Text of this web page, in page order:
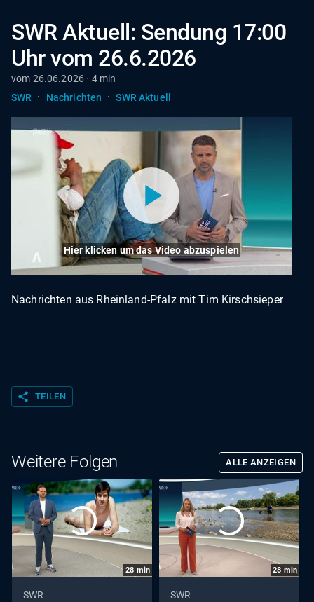
SWR Aktuell: Sendung 17:00
Uhr vom 26.6.2026
vom 26.06.2026 · 4 min
SWR
· Nachrichten · SWR Aktuell
Hier klicken um das Video abzuspielen
Nachrichten aus Rheinland-Pfalz mit Tim Kirschsieper
share TEILEN
Weitere Folgen ALLE ANZEIGEN
28 min
SWR
28 min
SWR